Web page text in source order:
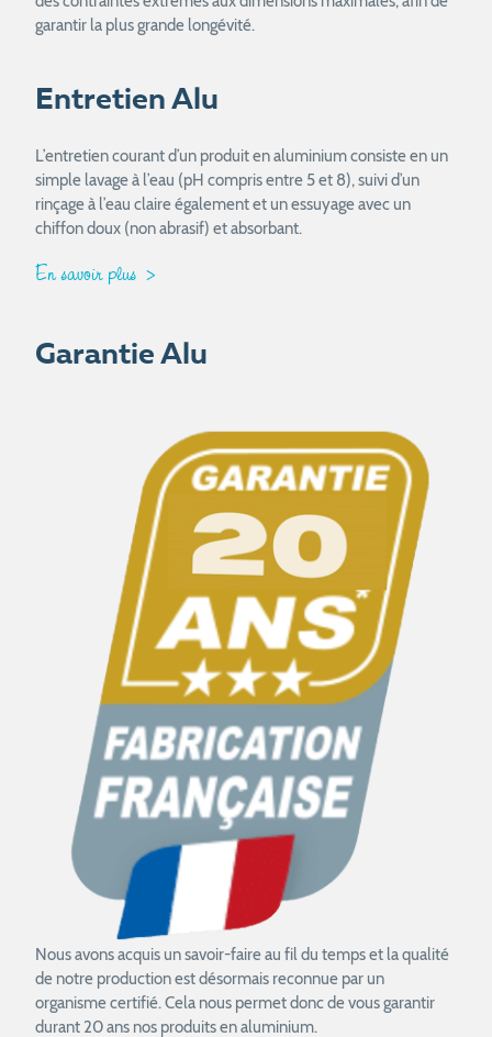
garantir la plus grande longévité.
Entretien Alu
L’entretien courant d’un produit en aluminium consiste en un
simple lavage à l’eau (pH compris entre 5 et 8), suivi d’un
rinçage à l’eau claire également et un essuyage avec un
chiffon doux (non abrasif) et absorbant.
En savoir plus
Garantie Alu
Nous avons acquis un savoir-faire au fil du temps et la qualité
de notre production est désormais reconnue par un
organisme certifié. Cela nous permet donc de vous garantir
durant 20 ans nos produits en aluminium.